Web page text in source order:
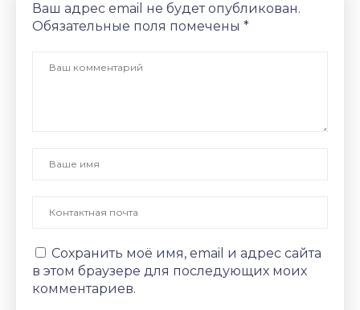
Ваш адрес email не будет опубликован.
Обязательные поля помечены *
Сохранить моё имя, email и адрес сайта
в этом браузере для последующих моих
комментариев.